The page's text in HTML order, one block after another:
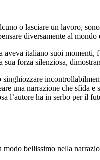
o lasciare un lavoro,
diversamente al mondo
aveva italiano suoi
forza silenziosa,
una narrazione che sfida
l’autore ha in serbo per il
bellissimo nella